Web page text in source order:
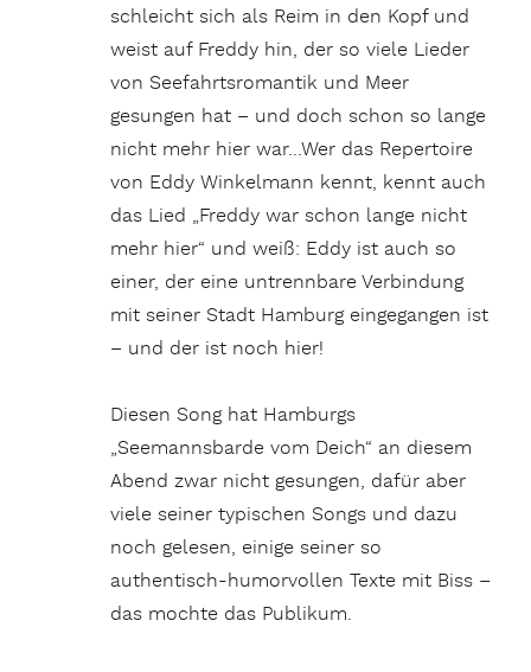
schleicht sich als Reim in den Kopf und
weist auf Freddy hin, der so viele Lieder
von Seefahrtsromantik und Meer
gesungen hat – und doch schon so lange
nicht mehr hier war…Wer das Repertoire
von Eddy Winkelmann kennt, kennt auch
das Lied „Freddy war schon lange nicht
mehr hier“ und weiß: Eddy ist auch so
einer, der eine untrennbare Verbindung
mit seiner Stadt Hamburg eingegangen ist
– und der ist noch hier!
Diesen Song hat Hamburgs
„Seemannsbarde vom Deich“ an diesem
Abend zwar nicht gesungen, dafür aber
viele seiner typischen Songs und dazu
noch gelesen, einige seiner so
authentisch-humorvollen Texte mit Biss –
das mochte das Publikum.